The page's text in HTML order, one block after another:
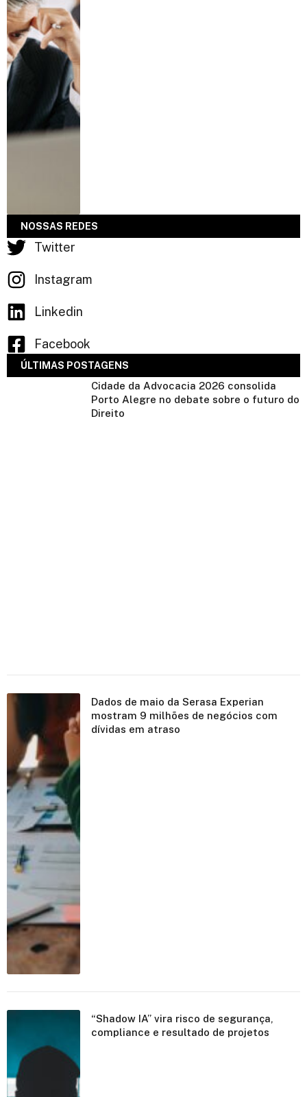
NOSSAS REDES
Twitter
Instagram
Linkedin
Facebook
ÚLTIMAS POSTAGENS
Cidade da Advocacia 2026 consolida
Porto Alegre no debate sobre o futuro do
Direito
Dados de maio da Serasa Experian
mostram 9 milhões de negócios com
dívidas em atraso
“Shadow IA” vira risco de segurança,
compliance e resultado de projetos